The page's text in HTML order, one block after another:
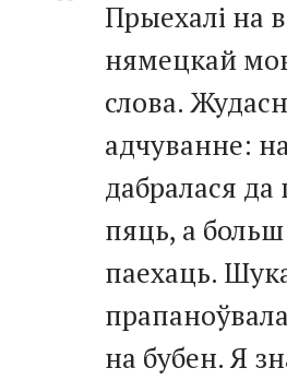
Прыехалі на
нямецкай
слова.
адчуванне:
дабралася да
пяць, а
паехаць.
на бубен. Я